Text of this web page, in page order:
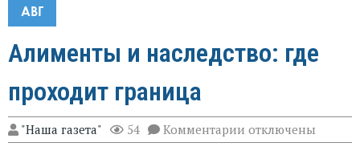
АВГ
Алименты и наследство: где
проходит граница
"Наша газета" 54 Комментарии к
записи
отключены